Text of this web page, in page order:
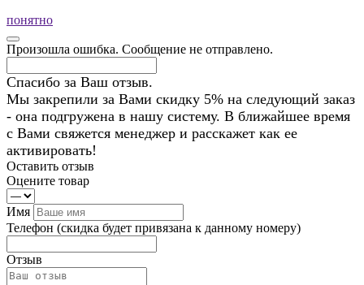
понятно
Произошла ошибка. Сообщение не отправлено.
Спасибо за Ваш отзыв.
Мы закрепили за Вами скидку 5% на следующий заказ
- она подгружена в нашу систему. В ближайшее время
с Вами свяжется менеджер и расскажет как ее
активировать!
Оставить отзыв
Оцените товар
Имя
Телефон (скидка будет привязана к данному номеру)
Отзыв